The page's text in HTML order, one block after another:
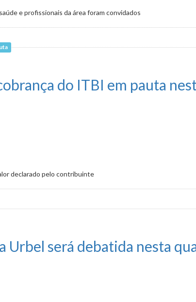
e profissionais da área foram convidados
do ITBI em pauta
declarado pelo contribuinte
Urbel será debatida nesta